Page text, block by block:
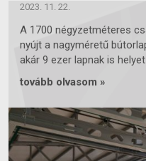
2023. 11. 22.
A 1700 négyzetméteres
nyújt a nagyméretű
akár 9 ezer lapnak is
tovább olvasom »